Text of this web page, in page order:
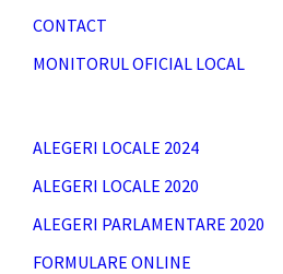
CONTACT
MONITORUL OFICIAL LOCAL
ALEGERI LOCALE 2024
ALEGERI LOCALE 2020
ALEGERI PARLAMENTARE 2020
FORMULARE ONLINE